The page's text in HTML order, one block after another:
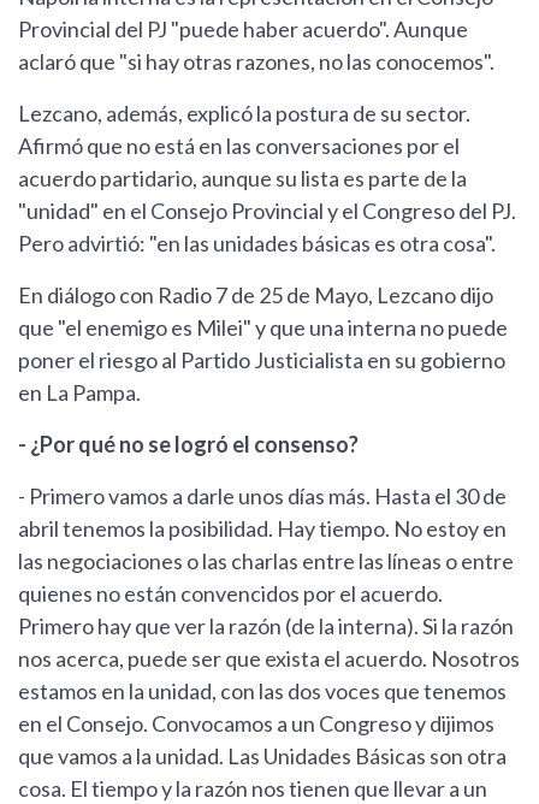
Provincial del PJ "puede haber acuerdo". Aunque
aclaró que "si hay otras razones, no las conocemos".
Lezcano, además, explicó la postura de su sector.
Afirmó que no está en las conversaciones por el
acuerdo partidario, aunque su lista es parte de la
"unidad" en el Consejo Provincial y el Congreso del PJ.
Pero advirtió: "en las unidades básicas es otra cosa".
En diálogo con Radio 7 de 25 de Mayo, Lezcano dijo
que "el enemigo es Milei" y que una interna no puede
poner el riesgo al Partido Justicialista en su gobierno
en La Pampa.
- ¿Por qué no se logró el consenso?
- Primero vamos a darle unos días más. Hasta el 30 de
abril tenemos la posibilidad. Hay tiempo. No estoy en
las negociaciones o las charlas entre las líneas o entre
quienes no están convencidos por el acuerdo.
Primero hay que ver la razón (de la interna). Si la razón
nos acerca, puede ser que exista el acuerdo. Nosotros
estamos en la unidad, con las dos voces que tenemos
en el Consejo. Convocamos a un Congreso y dijimos
que vamos a la unidad. Las Unidades Básicas son otra
cosa. El tiempo y la razón nos tienen que llevar a un